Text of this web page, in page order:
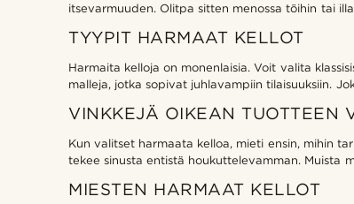
€ €
Personointityypit
Kaivertaa (2)
itsevarmuuden. Olitpa sitten menossa töihin tai
TYYPIT HARMAAT KELLOT
Harmaita kelloja on monenlaisia. Voit valita
malleja, jotka sopivat juhlavampiin tilaisuuksiin.
VINKKEJÄ OIKEAN TUOTTEEN
Kun valitset harmaata kelloa, mieti ensin, mihin
tekee sinusta entistä houkuttelevamman. Muista
MIESTEN HARMAAT KELLOT